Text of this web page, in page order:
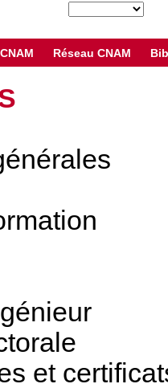
CNAM Réseau CNAM
et